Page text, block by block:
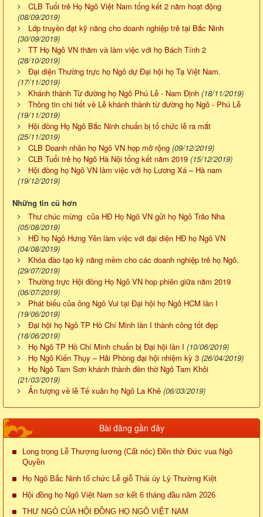
CLB Tuổi trẻ Họ Ngô Việt Nam tổng kết 2 năm hoạt động
(08/09/2019)
Lớp truyền đạt kỹ năng cho doanh nghiệp trẻ tại Bắc Ninh
(30/09/2019)
TT Họ Ngô VN thăm và làm việc với họ Bách Tính 2
(28/10/2019)
Đại diện Thường trực họ Ngô dự Đại hội họ Tạ Việt Nam.
(17/11/2019)
Khánh thành Từ đường họ Ngô Phú Lễ - Nam Định (18/11/2019)
Thông tin chi tiết về Lễ khánh thành từ đường họ Ngô - Phú Lễ
(19/11/2019)
Hội đồng Họ Ngô Bắc Ninh chuẩn bị tổ chức lễ ra mắt
(25/11/2019)
CLB Doanh nhân họ Ngô VN họp mở rộng (09/12/2019)
CLB Tuổi trẻ họ Ngô Hà Nội tổng kết năm 2019 (15/12/2019)
Hội đồng họ Ngô VN làm việc với họ Lương Xá – Hà nam
(19/12/2019)
Những tin cũ hơn
Thư chúc mừng của HĐ Họ Ngô VN gửi họ Ngô Trảo Nha
(05/08/2019)
HĐ họ Ngô Hưng Yên làm việc với đại diện HĐ họ Ngô VN
(04/08/2019)
Khóa đào tạo kỹ năng mềm cho các doanh nghiệp trẻ họ Ngô.
(29/07/2019)
Thường trực Hội đồng Họ Ngô VN hop phiên giữa năm 2019
(06/07/2019)
Phát biểu của ông Ngô Vui tại Đại hội họ Ngô HCM lần I
(19/06/2019)
Đại hội họ Ngô TP Hồ Chí Minh lần I thành công tốt đẹp
(18/06/2019)
Họ Ngô TP Hồ Chí Minh chuẩn bị Đại hội lần I (10/06/2019)
Họ Ngô Kiến Thụy – Hải Phòng đại hội nhiệm kỳ 3 (26/04/2019)
Họ Ngô Tam Sơn khánh thành đền thờ Ngô Tam Khôi
(21/03/2019)
Ấn tượng về lễ Tế xuân họ Ngô La Khê (06/03/2019)
Bài đăng gần đây
Long trọng Lễ Thượng lương (Cất nóc) Đền thờ Đức vua Ngô
Quyền
Họ Ngô Bắc Ninh tổ chức Lễ giỗ Thái úy Lý Thường Kiệt
Hội đồng họ Ngô Việt Nam sơ kết 6 tháng đầu năm 2026
THƯ NGỎ CỦA HỘI ĐỒNG HỌ NGÔ VIỆT NAM